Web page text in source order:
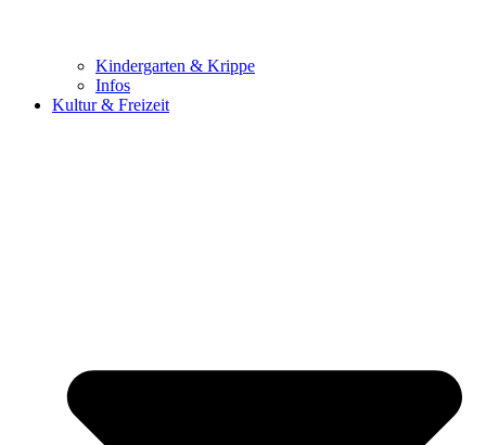
Kindergarten & Krippe
Infos
Kultur & Freizeit